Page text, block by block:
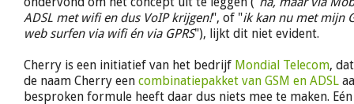
ADSL met wifi en dus VoIP krijgen!", of "ik kan nu met mijn
web surfen via wifi én via GPRS"), lijkt dit niet evident.
Cherry is een initiatief van het bedrijf Mondial Telecom,
de naam Cherry een combinatiepakket van GSM en ADSL
besproken formule heeft daar dus niets mee te maken.